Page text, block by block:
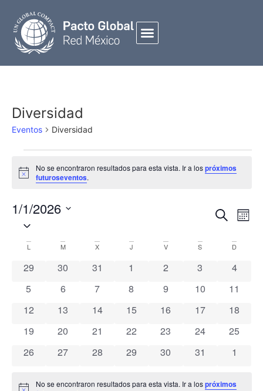
Diversidad
Eventos Diversidad
Notice
No se encontraron resultados para esta vista. Ir a lospróximos
futuroseventos.
Vistas
Eventos
Buscar
DE
Mes
1/1/2026
Seleccionar
fecha.
Calendario
Eventos
L M X J V S D
0 eventos
29 0 eventos
30 0 eventos
31 0 eventos
1 0 eventos
2 0 eventos
3 0
4
0 eventos
5 0 eventos
6 0 eventos
7 0 eventos
8 0 eventos
9 0 eventos
10 0
11
0 eventos
12 0 eventos
13 0 eventos
14 0 eventos
15 0 eventos
16 0 eventos
17 0
18
0 eventos
19 0 eventos
20 0 eventos
21 0 eventos
22 0 eventos
23 0 eventos
24 0
25
0 eventos
26 0 eventos
27 0 eventos
28 0 eventos
29 0 eventos
30 0 eventos
31 0
1
No se encontraron resultados para esta vista. Ir a lospróximos